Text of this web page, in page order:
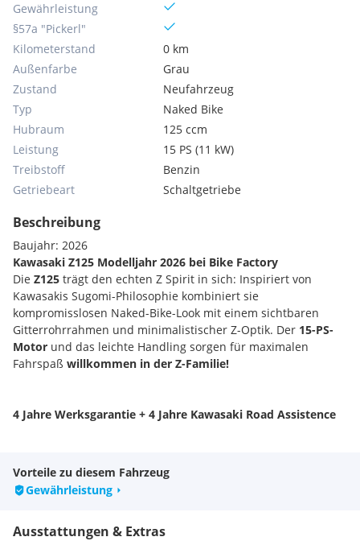
Gewährleistung
§57a "Pickerl"
Kilometerstand
0 km
Außenfarbe
Grau
Zustand
Neufahrzeug
Typ
Naked Bike
Hubraum
125 ccm
Leistung
15 PS (11 kW)
Treibstoff
Benzin
Getriebeart
Schaltgetriebe
Beschreibung
Baujahr: 2026
Kawasaki Z125 Modelljahr 2026 bei Bike Factory
Die Z125 trägt den echten Z Spirit in sich: Inspiriert von
Kawasakis Sugomi-Philosophie kombiniert sie
kompromisslosen Naked-Bike-Look mit einem sichtbaren
Gitterrohrrahmen und minimalistischer Z-Optik. Der 15-PS-
Motor und das leichte Handling sorgen für maximalen
Fahrspaß willkommen in der Z-Familie!
4 Jahre Werksgarantie + 4 Jahre Kawasaki Road Assistence
Vorteile zu diesem Fahrzeug
Gewährleistung
Ausstattungen & Extras